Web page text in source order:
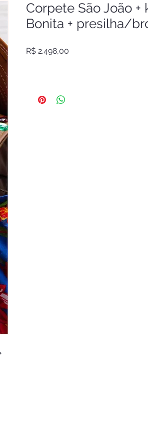
Corpete São João +
Bonita + presilha/
R$ 2.498,00